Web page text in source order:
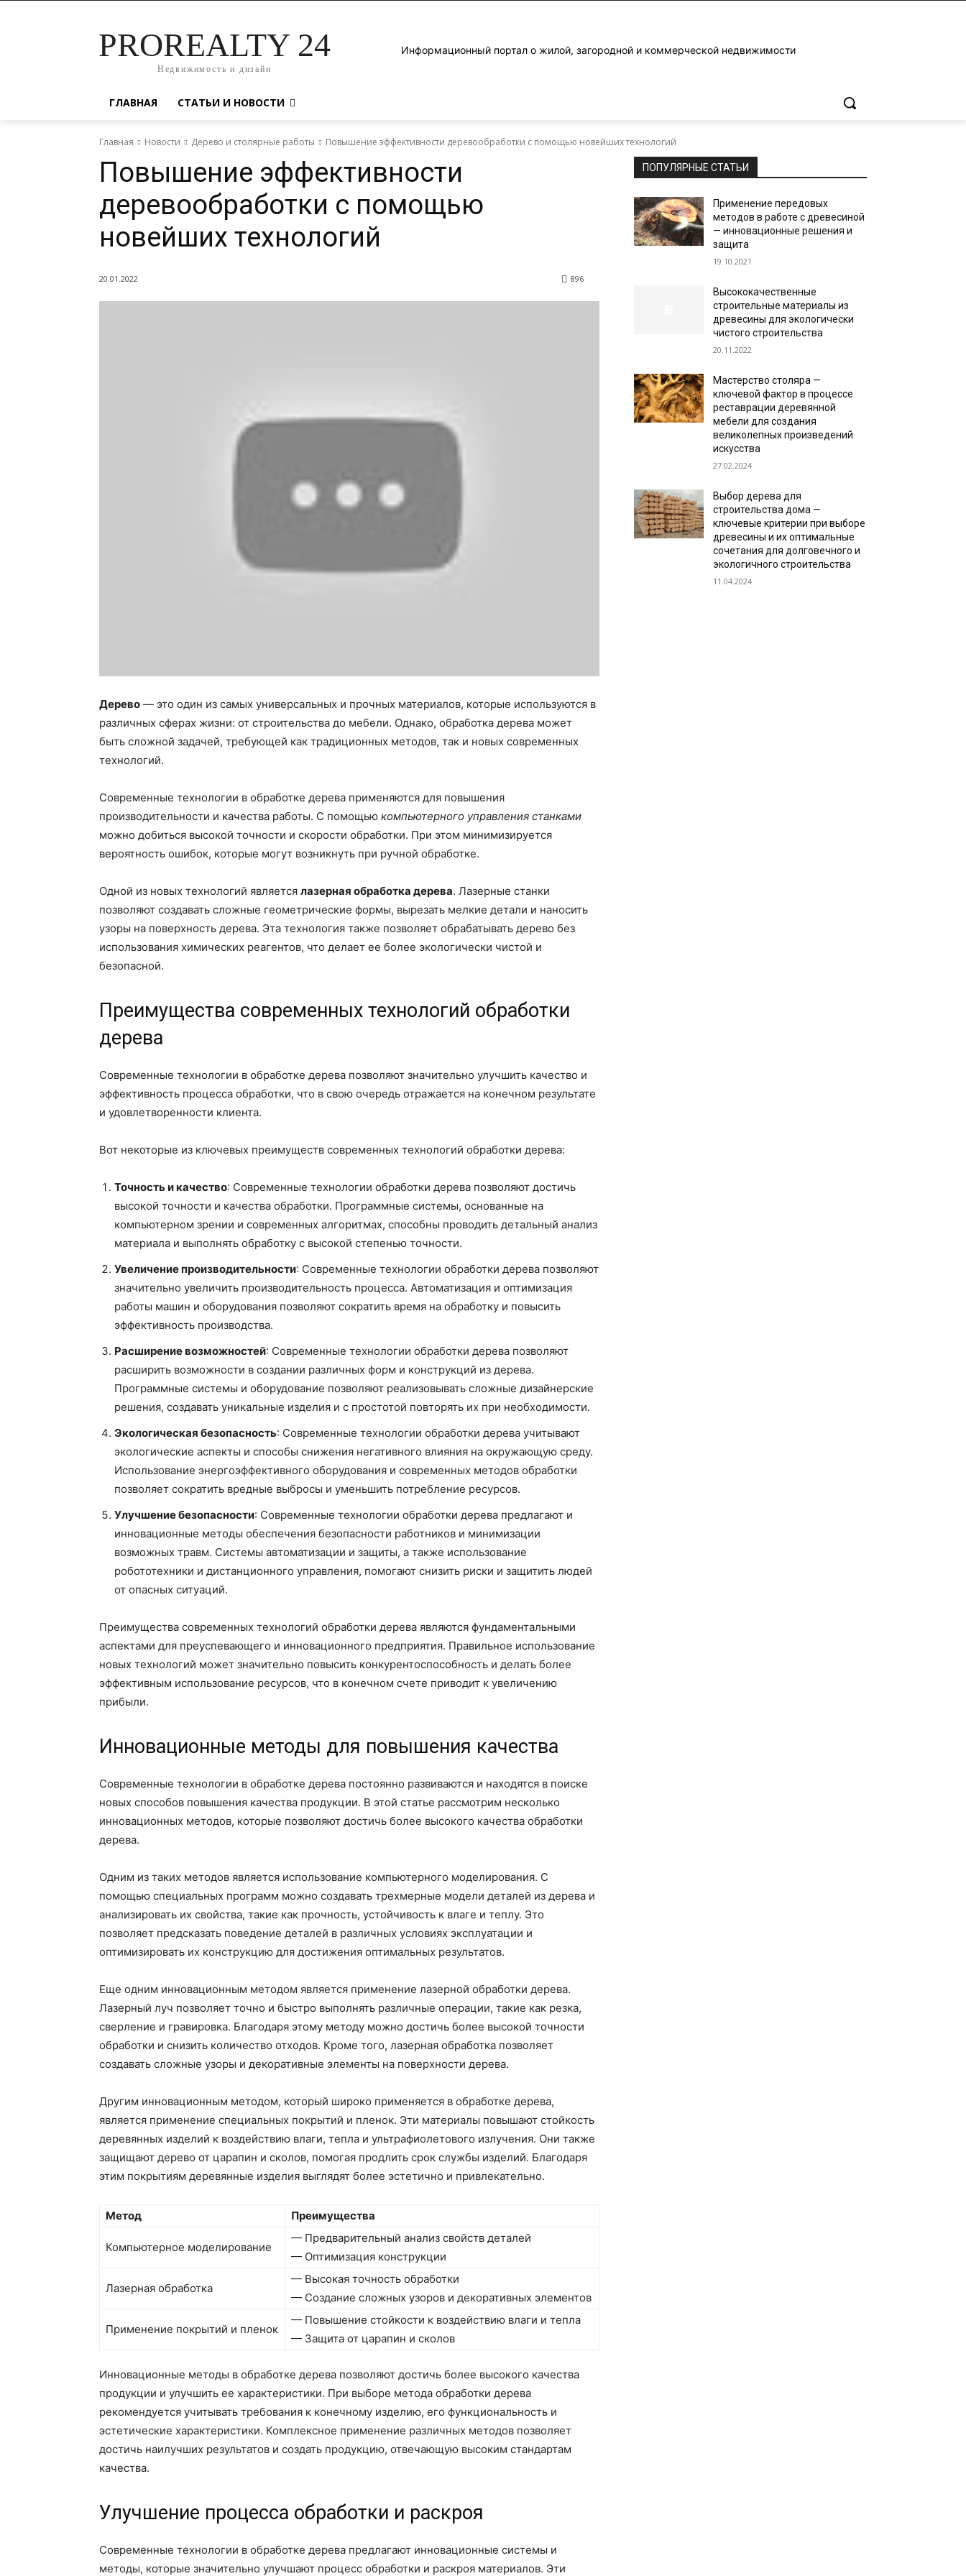
PROREALTY 24
Недвижимость и дизайн
Информационный портал о жилой, загородной и коммерческой недвижимости
ГЛАВНАЯ СТАТЬИ И НОВОСТИ
Главная Новости Дерево и столярные работы Повышение эффективности деревообработки с помощью новейших технологий
Повышение эффективности
деревообработки с помощью
новейших технологий
20.01.2022 896
Дерево — это один из самых универсальных и прочных материалов, которые используются в
различных сферах жизни: от строительства до мебели. Однако, обработка дерева может
быть сложной задачей, требующей как традиционных методов, так и новых современных
технологий.
Современные технологии в обработке дерева применяются для повышения
производительности и качества работы. С помощью компьютерного управления станками
можно добиться высокой точности и скорости обработки. При этом минимизируется
вероятность ошибок, которые могут возникнуть при ручной обработке.
Одной из новых технологий является лазерная обработка дерева. Лазерные станки
позволяют создавать сложные геометрические формы, вырезать мелкие детали и наносить
узоры на поверхность дерева. Эта технология также позволяет обрабатывать дерево без
использования химических реагентов, что делает ее более экологически чистой и
безопасной.
Преимущества современных технологий обработки
дерева
Современные технологии в обработке дерева позволяют значительно улучшить качество и
эффективность процесса обработки, что в свою очередь отражается на конечном результате
и удовлетворенности клиента.
Вот некоторые из ключевых преимуществ современных технологий обработки дерева:
Точность и качество: Современные технологии обработки дерева позволяют достичь
высокой точности и качества обработки. Программные системы, основанные на
компьютерном зрении и современных алгоритмах, способны проводить детальный анализ
материала и выполнять обработку с высокой степенью точности.
Увеличение производительности: Современные технологии обработки дерева позволяют
значительно увеличить производительность процесса. Автоматизация и оптимизация
работы машин и оборудования позволяют сократить время на обработку и повысить
эффективность производства.
Расширение возможностей: Современные технологии обработки дерева позволяют
расширить возможности в создании различных форм и конструкций из дерева.
Программные системы и оборудование позволяют реализовывать сложные дизайнерские
решения, создавать уникальные изделия и с простотой повторять их при необходимости.
Экологическая безопасность: Современные технологии обработки дерева учитывают
экологические аспекты и способы снижения негативного влияния на окружающую среду.
Использование энергоэффективного оборудования и современных методов обработки
позволяет сократить вредные выбросы и уменьшить потребление ресурсов.
Улучшение безопасности: Современные технологии обработки дерева предлагают и
инновационные методы обеспечения безопасности работников и минимизации
возможных травм. Системы автоматизации и защиты, а также использование
робототехники и дистанционного управления, помогают снизить риски и защитить людей
от опасных ситуаций.
Преимущества современных технологий обработки дерева являются фундаментальными
аспектами для преуспевающего и инновационного предприятия. Правильное использование
новых технологий может значительно повысить конкурентоспособность и делать более
эффективным использование ресурсов, что в конечном счете приводит к увеличению
прибыли.
Инновационные методы для повышения качества
Современные технологии в обработке дерева постоянно развиваются и находятся в поиске
новых способов повышения качества продукции. В этой статье рассмотрим несколько
инновационных методов, которые позволяют достичь более высокого качества обработки
дерева.
Одним из таких методов является использование компьютерного моделирования. С
помощью специальных программ можно создавать трехмерные модели деталей из дерева и
анализировать их свойства, такие как прочность, устойчивость к влаге и теплу. Это
позволяет предсказать поведение деталей в различных условиях эксплуатации и
оптимизировать их конструкцию для достижения оптимальных результатов.
Еще одним инновационным методом является применение лазерной обработки дерева.
Лазерный луч позволяет точно и быстро выполнять различные операции, такие как резка,
сверление и гравировка. Благодаря этому методу можно достичь более высокой точности
обработки и снизить количество отходов. Кроме того, лазерная обработка позволяет
создавать сложные узоры и декоративные элементы на поверхности дерева.
Другим инновационным методом, который широко применяется в обработке дерева,
является применение специальных покрытий и пленок. Эти материалы повышают стойкость
деревянных изделий к воздействию влаги, тепла и ультрафиолетового излучения. Они также
защищают дерево от царапин и сколов, помогая продлить срок службы изделий. Благодаря
этим покрытиям деревянные изделия выглядят более эстетично и привлекательно.
Метод Преимущества
Компьютерное моделирование
— Предварительный анализ свойств деталей
— Оптимизация конструкции
Лазерная обработка
— Высокая точность обработки
— Создание сложных узоров и декоративных элементов
Применение покрытий и пленок
— Повышение стойкости к воздействию влаги и тепла
— Защита от царапин и сколов
Инновационные методы в обработке дерева позволяют достичь более высокого качества
продукции и улучшить ее характеристики. При выборе метода обработки дерева
рекомендуется учитывать требования к конечному изделию, его функциональность и
эстетические характеристики. Комплексное применение различных методов позволяет
достичь наилучших результатов и создать продукцию, отвечающую высоким стандартам
качества.
Улучшение процесса обработки и раскроя
Современные технологии в обработке дерева предлагают инновационные системы и
методы, которые значительно улучшают процесс обработки и раскроя материалов. Эти
ПОПУЛЯРНЫЕ СТАТЬИ
Применение передовых
методов в работе с древесиной
— инновационные решения и
защита
19.10.2021
Высококачественные
строительные материалы из
древесины для экологически
чистого строительства
20.11.2022
Мастерство столяра —
ключевой фактор в процессе
реставрации деревянной
мебели для создания
великолепных произведений
искусства
27.02.2024
Выбор дерева для
строительства дома —
ключевые критерии при выборе
древесины и их оптимальные
сочетания для долговечного и
экологичного строительства
11.04.2024